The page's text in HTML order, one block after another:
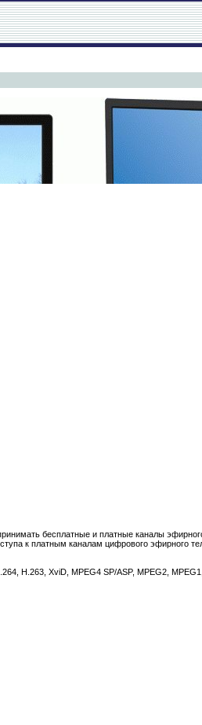
бесплатные и платные каналы
к платным каналам цифрового эфирного
H.263, XviD, MPEG4 SP/ASP, MPEG2,